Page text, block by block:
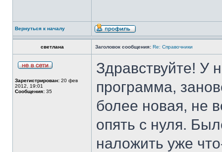
Вернуться к началу
светлана Заголовок сообщения: Re: Справочники
Зарегистрирован: 20 фев
2012, 19:01
Сообщения: 35
Здравствуйте! У
программа,
более новая, не
опять с нуля.
наложить уже